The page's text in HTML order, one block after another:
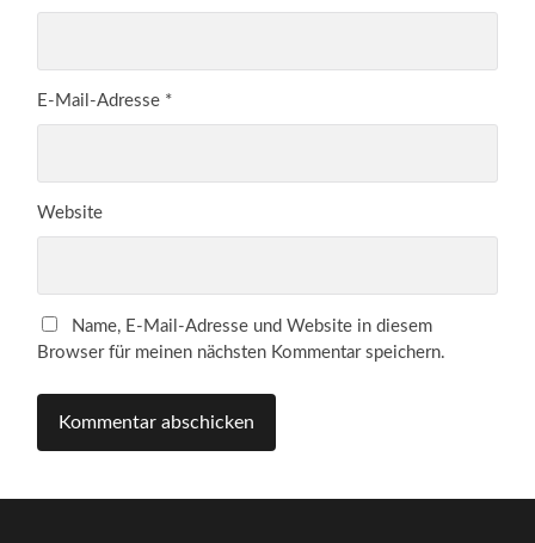
E-Mail-Adresse *
Website
Name, E-Mail-Adresse und Website in diesem
Browser für meinen nächsten Kommentar speichern.